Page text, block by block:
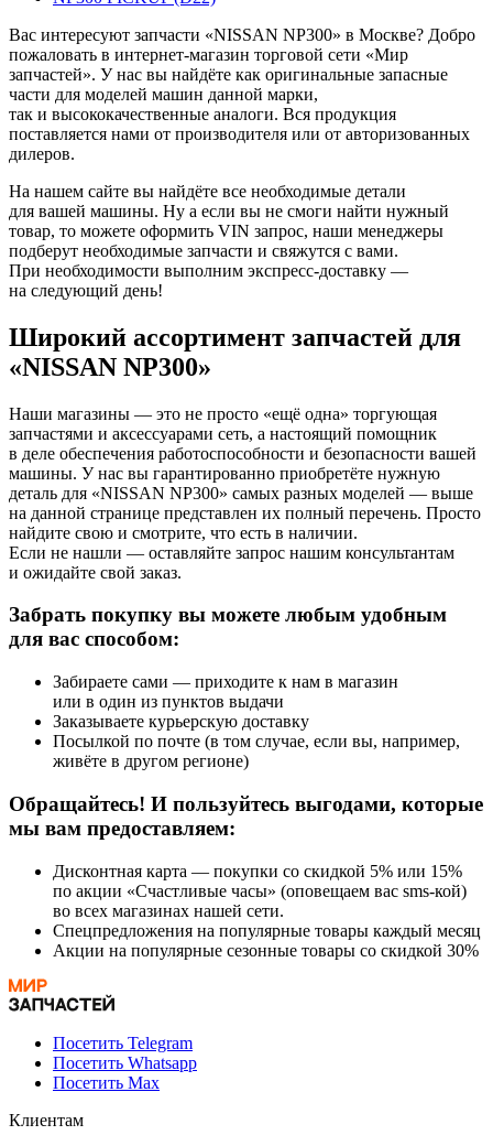
Вас интересуют запчасти «NISSAN NP300» в Москве? Добро
пожаловать в интернет-магазин торговой сети «Мир
запчастей». У нас вы найдёте как оригинальные запасные
части для моделей машин данной марки,
так и высококачественные аналоги. Вся продукция
поставляется нами от производителя или от авторизованных
дилеров.
На нашем сайте вы найдёте все необходимые детали
для вашей машины. Ну а если вы не смоги найти нужный
товар, то можете оформить VIN запрос, наши менеджеры
подберут необходимые запчасти и свяжутся с вами.
При необходимости выполним экспресс-доставку —
на следующий день!
Широкий ассортимент запчастей для
«NISSAN NP300»
Наши магазины — это не просто «ещё одна» торгующая
запчастями и аксессуарами сеть, а настоящий помощник
в деле обеспечения работоспособности и безопасности вашей
машины. У нас вы гарантированно приобретёте нужную
деталь для «NISSAN NP300» самых разных моделей — выше
на данной странице представлен их полный перечень. Просто
найдите свою и смотрите, что есть в наличии.
Если не нашли — оставляйте запрос нашим консультантам
и ожидайте свой заказ.
Забрать покупку вы можете любым удобным
для вас способом:
Забираете сами — приходите к нам в магазин
или в один из пунктов выдачи
Заказываете курьерскую доставку
Посылкой по почте (в том случае, если вы, например,
живёте в другом регионе)
Обращайтесь! И пользуйтесь выгодами, которые
мы вам предоставляем:
Дисконтная карта — покупки со скидкой 5% или 15%
по акции «Счастливые часы» (оповещаем вас sms-кой)
во всех магазинах нашей сети.
Спецпредложения на популярные товары каждый месяц
Акции на популярные сезонные товары со скидкой 30%
Посетить Telegram
Посетить Whatsapp
Посетить Max
Клиентам